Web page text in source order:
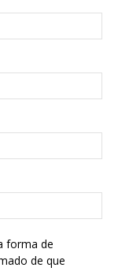
forma de
de que